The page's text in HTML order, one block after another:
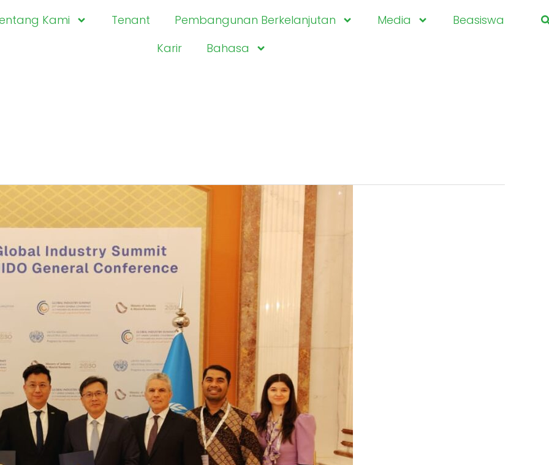
Kami Tenant Pembangunan Berkelanjutan Media
Beasiswa
Karir
Bahasa